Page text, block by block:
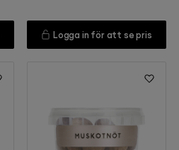
Logga in för att se pris